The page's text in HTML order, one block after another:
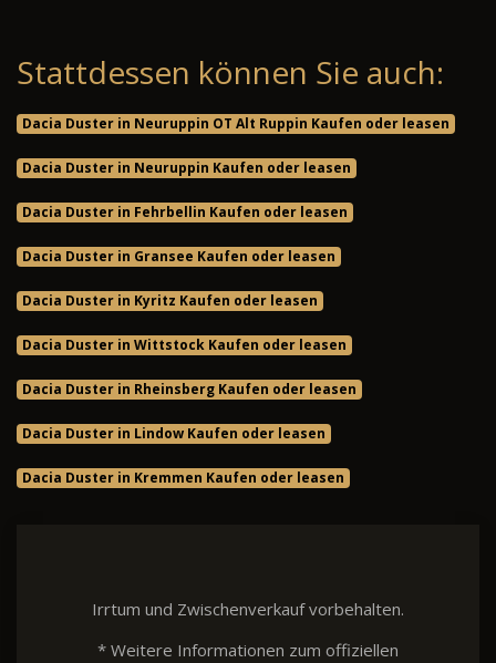
Stattdessen können Sie auch:
Dacia Duster in Neuruppin OT Alt Ruppin Kaufen oder leasen
Dacia Duster in Neuruppin Kaufen oder leasen
Dacia Duster in Fehrbellin Kaufen oder leasen
Dacia Duster in Gransee Kaufen oder leasen
Dacia Duster in Kyritz Kaufen oder leasen
Dacia Duster in Wittstock Kaufen oder leasen
Dacia Duster in Rheinsberg Kaufen oder leasen
Dacia Duster in Lindow Kaufen oder leasen
Dacia Duster in Kremmen Kaufen oder leasen
Irrtum und Zwischenverkauf vorbehalten.
* Weitere Informationen zum offiziellen